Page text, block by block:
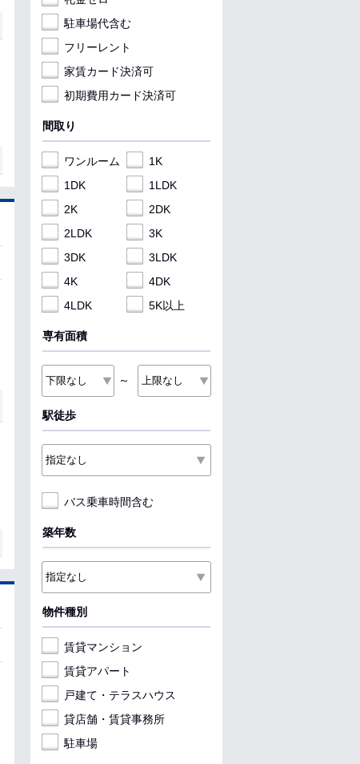
駐車場代含む
フリーレント
家賃カード決済可
初期費用カード決済可
間取り
ワンルーム
1K
1DK
1LDK
2K
2DK
2LDK
3K
3DK
3LDK
4K
4DK
4LDK
5K以上
専有面積
～
駅徒歩
バス乗車時間含む
築年数
物件種別
賃貸マンション
賃貸アパート
戸建て・テラスハウス
貸店舗・賃貸事務所
駐車場